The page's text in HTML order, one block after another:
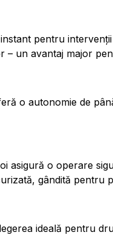
pentru
un avantaj major
o autonomie de
o operare
gândită pentru
ideală pentru